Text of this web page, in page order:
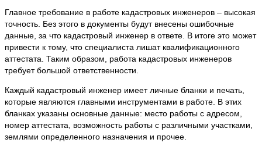
Главное требование в работе кадастровых инженеров – высокая
точность. Без этого в документы будут внесены ошибочные
данные, за что кадастровый инженер в ответе. В итоге это может
привести к тому, что специалиста лишат квалификационного
аттестата. Таким образом, работа кадастровых инженеров
требует большой ответственности.
Каждый кадастровый инженер имеет личные бланки и печать,
которые являются главными инструментами в работе. В этих
бланках указаны основные данные: место работы с адресом,
номер аттестата, возможность работы с различными участками,
землями определенного назначения и прочее.